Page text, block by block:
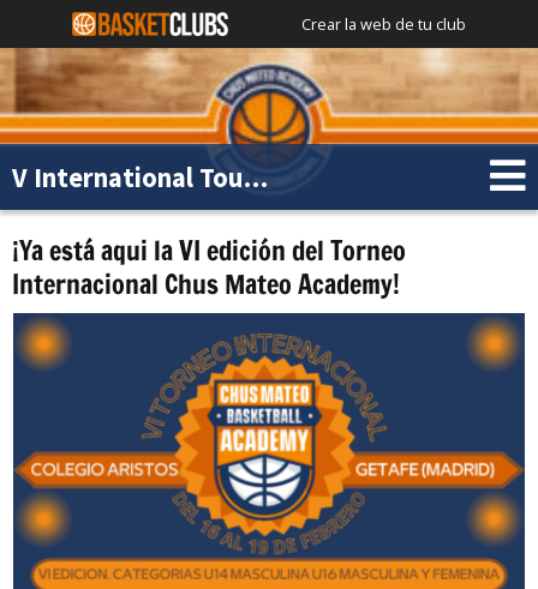
Crear la web de tu club
V International Tournament Chus Mateo Academy
¡Ya está aqui la VI edición del Torneo
Internacional Chus Mateo Academy!